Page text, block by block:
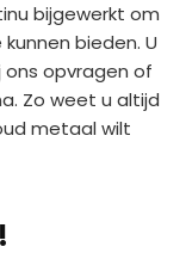
bijgewerkt om
bieden. U
opvragen of
Zo weet u altijd
metaal wilt